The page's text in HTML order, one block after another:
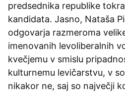
predsednika republike
kandidata. Jasno, Nataša
odgovarja razmeroma
imenovanih levoliberalnih
kvečjemu v smislu
kulturnemu levičarstvu, v
nikakor ne, saj so največji